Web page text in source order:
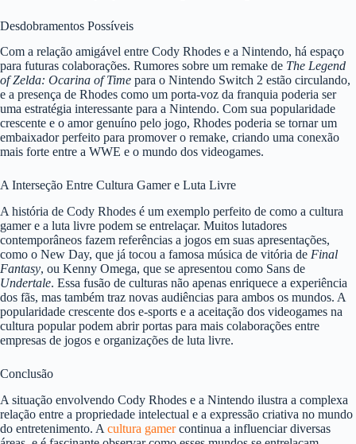
Desdobramentos Possíveis
Com a relação amigável entre Cody Rhodes e a Nintendo, há espaço
para futuras colaborações. Rumores sobre um remake de The Legend
of Zelda: Ocarina of Time para o Nintendo Switch 2 estão circulando,
e a presença de Rhodes como um porta-voz da franquia poderia ser
uma estratégia interessante para a Nintendo. Com sua popularidade
crescente e o amor genuíno pelo jogo, Rhodes poderia se tornar um
embaixador perfeito para promover o remake, criando uma conexão
mais forte entre a WWE e o mundo dos videogames.
A Interseção Entre Cultura Gamer e Luta Livre
A história de Cody Rhodes é um exemplo perfeito de como a cultura
gamer e a luta livre podem se entrelaçar. Muitos lutadores
contemporâneos fazem referências a jogos em suas apresentações,
como o New Day, que já tocou a famosa música de vitória de Final
Fantasy, ou Kenny Omega, que se apresentou como Sans de
Undertale. Essa fusão de culturas não apenas enriquece a experiência
dos fãs, mas também traz novas audiências para ambos os mundos. A
popularidade crescente dos e-sports e a aceitação dos videogames na
cultura popular podem abrir portas para mais colaborações entre
empresas de jogos e organizações de luta livre.
Conclusão
A situação envolvendo Cody Rhodes e a Nintendo ilustra a complexa
relação entre a propriedade intelectual e a expressão criativa no mundo
do entretenimento. A cultura gamercontinua a influenciar diversas